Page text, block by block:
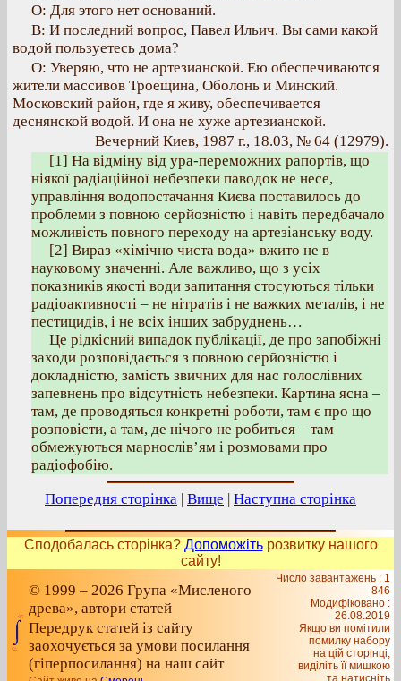
О: Для этого нет оснований.
В: И последний вопрос, Павел Ильич. Вы сами какой
водой пользуетесь дома?
О: Уверяю, что не артезианской. Ею обеспечиваются
жители массивов Троещина, Оболонь и Минский.
Московский район, где я живу, обеспечивается
деснянской водой. И она не хуже артезианской.
Вечерний Киев, 1987 г., 18.03, № 64 (12979).
[1] На відміну від ура-переможних рапортів, що
ніякої радіаційної небезпеки паводок не несе,
управління водопостачання Києва поставилось до
проблеми з повною серйозністю і навіть передбачало
можливість повного переходу на артезіанську воду.
[2] Вираз «хімічно чиста вода» вжито не в
науковому значенні. Але важливо, що з усіх
показників якості води запитання стосуються тільки
радіоактивності – не нітратів і не важких металів, і не
пестицидів, і не всіх інших забруднень…
Це рідкісний випадок публікації, де про запобіжні
заходи розповідається з повною серйозністю і
докладністю, замість звичних для нас голослівних
запевнень про відсутність небезпеки. Картина ясна –
там, де проводяться конкретні роботи, там є про що
розповісти, а там, де нічого не робиться – там
обмежуються марнослів’ям і розмовами про
радіофобію.
Попередня сторінка | Вище | Наступна сторінка
Сподобалась сторінка? Допоможітьрозвитку нашого
сайту!
© 1999 – 2026 Група «Мисленого
древа», автори статей
Передрук статей із сайту
заохочується за умови посилання
(гіперпосилання) на наш сайт
Число завантажень : 1
846
Модифіковано :
26.08.2019
Якщо ви помітили
помилку набору
на цiй сторiнцi,
видiлiть її мишкою
та натисніть